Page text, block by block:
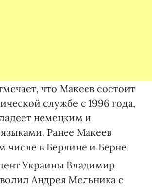
что Макеев состоит
службе с 1996 года,
немецким и
Ранее Макеев
числе в Берлине и Берне.
Украины Владимир
Андрея Мельника с